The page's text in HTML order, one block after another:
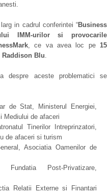
in cadrul conferintei “Business
IMM-urilor si provocarile
, ce va avea loc pe 15
Blu.
despre aceste problematici se
de Stat, Ministerul Energiei,
Mediului de afaceri
Tinerilor Intreprinzatori,
de afaceri si turism
Asociatia Oamenilor de
Post-Privatizare,
Relatii Externe si Finantari